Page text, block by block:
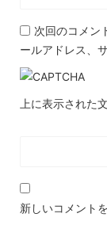
次回のコメン
ールアドレス、
上に表示された
新しいコメント